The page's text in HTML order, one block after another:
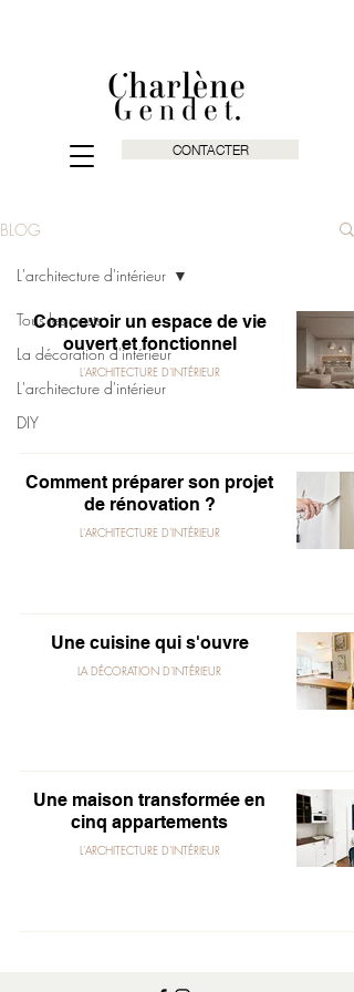
CONTACTER
BLOG
Tous les posts
La décoration d'intérieur
L'architecture d'intérieur
DIY
L'architecture d'intérieur
Concevoir un espace de vie
ouvert et fonctionnel
L'ARCHITECTURE D'INTÉRIEUR
Comment préparer son projet
de rénovation ?
L'ARCHITECTURE D'INTÉRIEUR
Une cuisine qui s'ouvre
LA DÉCORATION D'INTÉRIEUR
Une maison transformée en
cinq appartements
L'ARCHITECTURE D'INTÉRIEUR